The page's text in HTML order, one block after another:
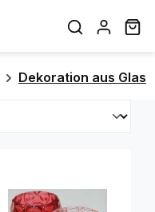
Dekoration aus Glas